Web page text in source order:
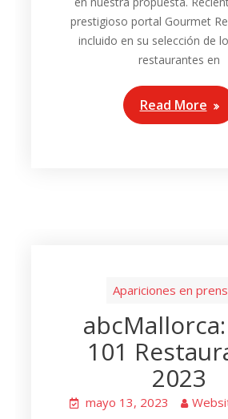
prestigioso portal Gourmet
incluido en su selección de
restaurantes en
Read More
Apariciones en
101
2023
mayo 13, 2023